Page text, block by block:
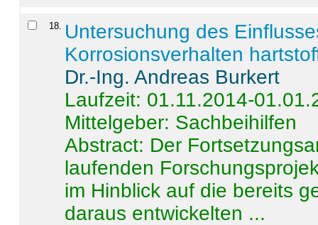
18
Untersuchung des
Korrosionsverhalten
Dr.-Ing. Andreas Burkert
Laufzeit: 01.11.2014-
Mittelgeber: Sachbeihilfen
Abstract: Der
laufenden
im Hinblick auf die bereits
daraus entwickelten ...